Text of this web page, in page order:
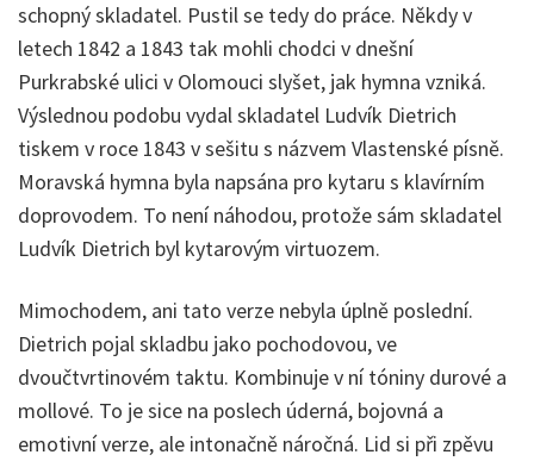
schopný skladatel. Pustil se tedy do práce. Někdy v
letech 1842 a 1843 tak mohli chodci v dnešní
Purkrabské ulici v Olomouci slyšet, jak hymna vzniká.
Výslednou podobu vydal skladatel Ludvík Dietrich
tiskem v roce 1843 v sešitu s názvem Vlastenské písně.
Moravská hymna byla napsána pro kytaru s klavírním
doprovodem. To není náhodou, protože sám skladatel
Ludvík Dietrich byl kytarovým virtuozem.
Mimochodem, ani tato verze nebyla úplně poslední.
Dietrich pojal skladbu jako pochodovou, ve
dvoučtvrtinovém taktu. Kombinuje v ní tóniny durové a
mollové. To je sice na poslech úderná, bojovná a
emotivní verze, ale intonačně náročná. Lid si při zpěvu